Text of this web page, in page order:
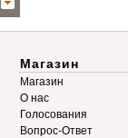
Магазин
Магазин
О нас
Голосования
Вопрос-Ответ